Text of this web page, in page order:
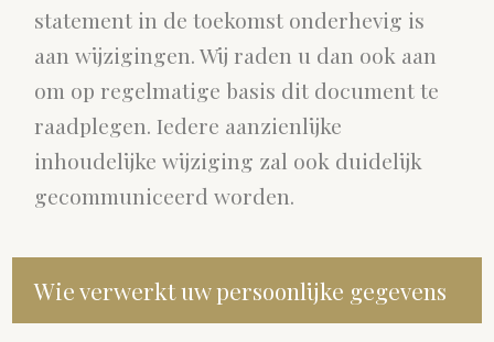
statement in de toekomst onderhevig is
aan wijzigingen. Wij raden u dan ook aan
om op regelmatige basis dit document te
raadplegen. Iedere aanzienlijke
inhoudelijke wijziging zal ook duidelijk
gecommuniceerd worden.
Wie verwerkt uw persoonlijke gegevens